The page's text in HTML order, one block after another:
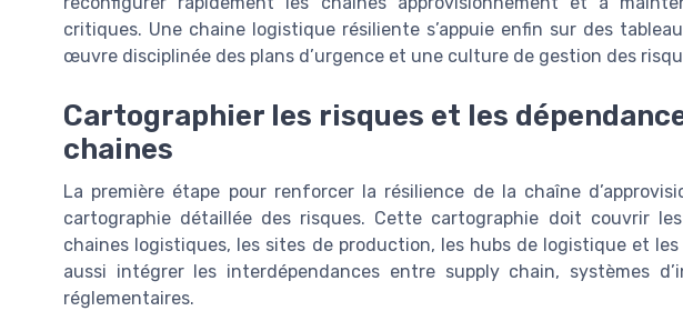
critiques. Une chaine logistique résiliente s’appuie enfin sur des
œuvre disciplinée des plans d’urgence et une culture de gestion des
Cartographier les risques et les
chaines
La première étape pour renforcer la résilience de la chaîne
cartographie détaillée des risques. Cette cartographie doit couvrir
chaines logistiques, les sites de production, les hubs de logistique et
aussi intégrer les interdépendances entre supply chain, systèmes
réglementaires.